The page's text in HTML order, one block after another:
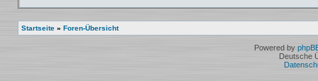
Startseite » Foren-Übersicht
Powered by
Deutsche